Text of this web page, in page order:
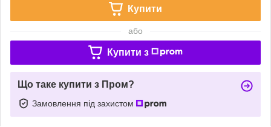
Купити
або
Купити з
Що таке купити з Пром?
Замовлення під захистом